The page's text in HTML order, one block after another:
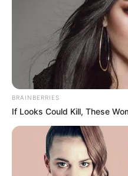
Gulyás magyarázott,
Magyar Péter
azt kérte számon, hogy
menekül. A kezében
újra azt kérdezte, ezek
jegyzőkönyvei voltak-e,
hogy migránstábort
azzal védekezett, hogy
bírságot próbálta
BRAINBERRIES
If Looks Could Kill, These